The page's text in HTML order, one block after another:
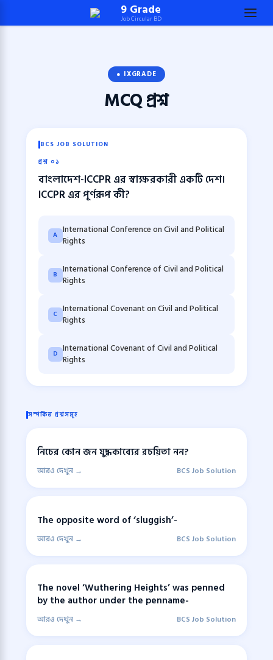
to
9 Grade
Job Circular BD
● IXGRADE
MCQপ্রশ্ন
BCS JOB SOLUTION
প্রশ্ন ০১
বাংলাদেশ-ICCPR এর স্বাক্ষরকারী একটি দেশ।
ICCPR এর পূর্ণরূপ কী?
A International Conference on Civil and Political
Rights
B International Conference of Civil and Political
Rights
C International Covenant on Civil and Political
Rights
D International Covenant of Civil and Political
Rights
সম্পর্কিত প্রশ্নসমূহ
নিচের কোন জন যুদ্ধকাব্যের রচয়িতা নন?
আরও দেখুন → BCS Job Solution
The opposite word of ‘sluggish’-
আরও দেখুন → BCS Job Solution
The novel ‘Wuthering Heights’ was penned
by the author under the penname-
আরও দেখুন → BCS Job Solution